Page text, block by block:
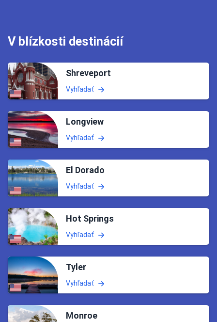
V blízkosti destinácií
Shreveport
Vyhľadať
Longview
Vyhľadať
El Dorado
Vyhľadať
Hot Springs
Vyhľadať
Tyler
Vyhľadať
Monroe